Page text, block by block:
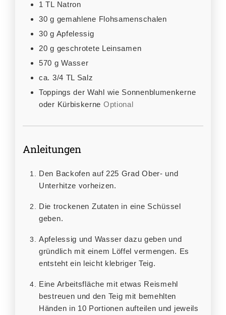
1 TL Natron
30 g gemahlene Flohsamenschalen
30 g Apfelessig
20 g geschrotete Leinsamen
570 g Wasser
ca. 3/4 TL Salz
Toppings der Wahl wie Sonnenblumenkerne
oder Kürbiskerne Optional
Anleitungen
Den Backofen auf 225 Grad Ober- und
Unterhitze vorheizen.
Die trockenen Zutaten in eine Schüssel
geben.
Apfelessig und Wasser dazu geben und
gründlich mit einem Löffel vermengen. Es
entsteht ein leicht klebriger Teig.
Eine Arbeitsfläche mit etwas Reismehl
bestreuen und den Teig mit bemehlten
Händen in 10 Portionen aufteilen und jeweils